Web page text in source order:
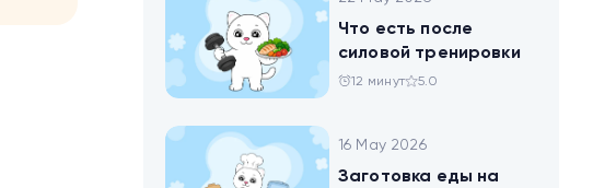
Что есть после
силовой тренировки
12 минут 5.0
16 May 2026
Заготовка еды на